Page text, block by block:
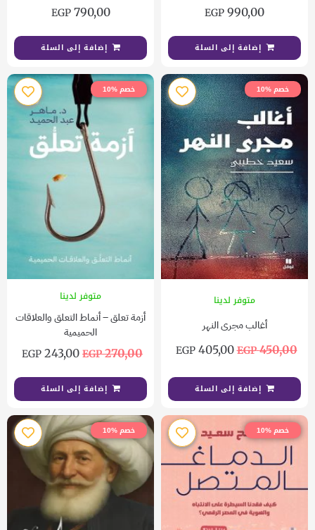
990,00
EGP
إضافة إلى السلة
790,00
EGP
إضافة إلى السلة
خصم %10
متوفر لدينا
أغالب مجرى النهر
450,00
EGP
405,00
EGP
إضافة إلى السلة
خصم %10
متوفر لدينا
أزمة تعلق – أنماط التعلق والعلاقات
الحميمية
270,00
EGP
243,00
EGP
إضافة إلى السلة
خصم %10 خصم %10